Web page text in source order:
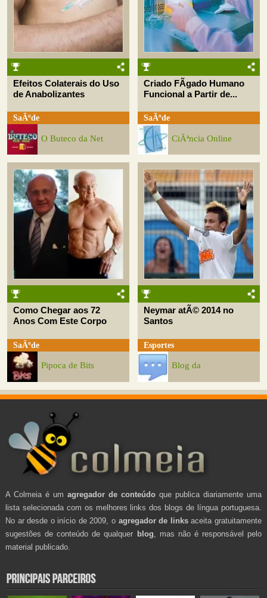
Efeitos Colaterais do Uso
de Anabolizantes
SaÃºde
O Buteco da Net
Criado FÃ­gado Humano
Funcional a Partir de...
SaÃºde
CiÃªncia Online
Como Chegar aos 72
Anos Com Este Corpo
SaÃºde
Pipoca de Bits
Neymar atÃ© 2014 no
Santos
Esportes
Blog da
A Colmeia é um agregador de conteúdo que publica diariamente uma
lista selecionada com os melhores links dos blogs de língua portuguesa.
No ar desde o início de 2009, o agregador de linksaceita gratuitamente
sugestões de conteúdo de qualquer blog , mas não é responsável pelo
material publicado.